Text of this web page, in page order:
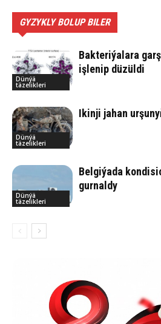
GYZYKLY BOLUP BILER
Dünýä
täzelikleri
Bakteriýalara
işlenip düzüldi
Dünýä
täzelikleri
Ikinji jahan
Dünýä
täzelikleri
Belgiýada
gurnaldy